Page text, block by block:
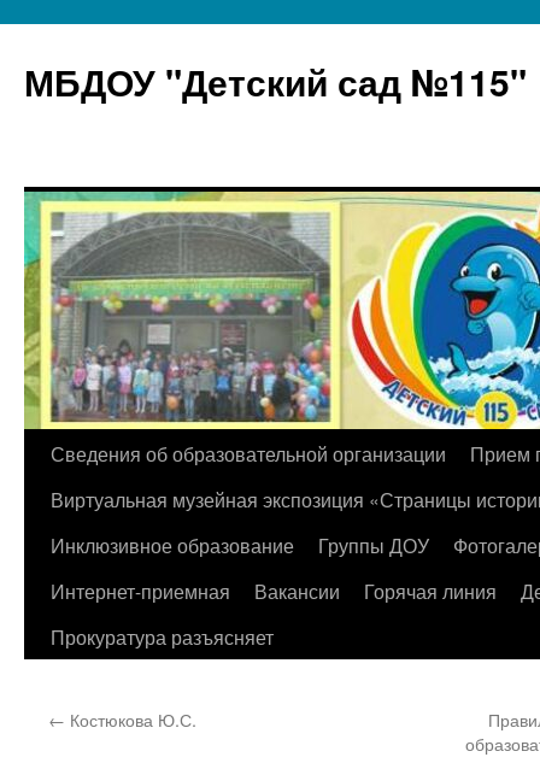
МБДОУ "Детский сад №115"
Перейти
содержимому
Сведения об образовательной организации
Прием
Виртуальная музейная экспозиция «Страницы
Инклюзивное образование
Группы ДОУ
Интернет-приемная
Вакансии Горячая линия
Прокуратура разъясняет
← Костюкова Ю.С.